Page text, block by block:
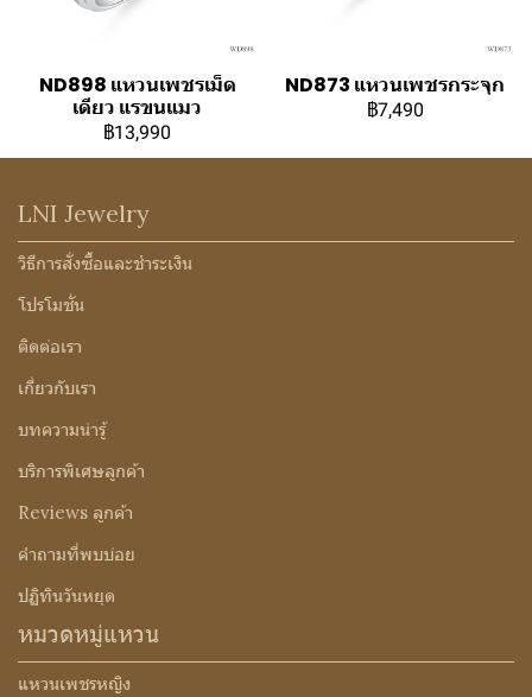
ND898 แหวนเพชรเม็ด
เดียว แรขนแมว
฿13,990
ND873 แหวนเพชรกระจุก
฿7,490
LNI Jewelry
วิธีการสั่งซื้อและชำระเงิน
โปรโมชั่น
ติดต่อเรา
เกี่ยวกับเรา
บทความน่ารู้
บริการพิเศษลูกค้า
Reviews ลูกค้า
คำถามที่พบบ่อย
ปฏิทินวันหยุด
หมวดหมู่แหวน
แหวนเพชรหญิง